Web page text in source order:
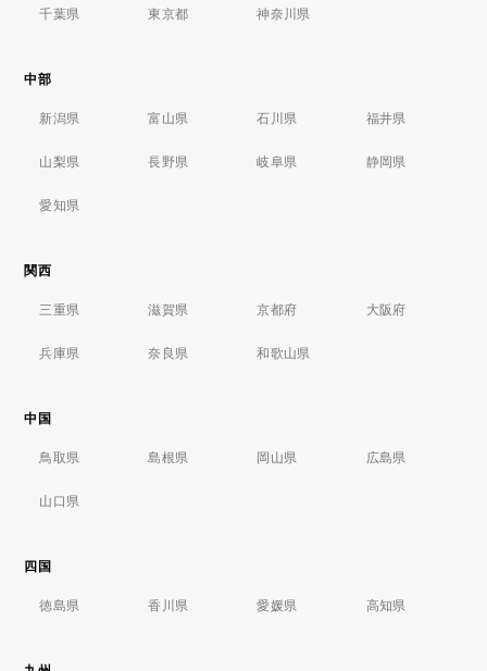
千葉県 東京都 神奈川県
中部
新潟県 富山県 石川県 福井県
山梨県 長野県 岐阜県 静岡県
愛知県
関西
三重県 滋賀県 京都府 大阪府
兵庫県 奈良県 和歌山県
中国
鳥取県 島根県 岡山県 広島県
山口県
四国
徳島県 香川県 愛媛県 高知県